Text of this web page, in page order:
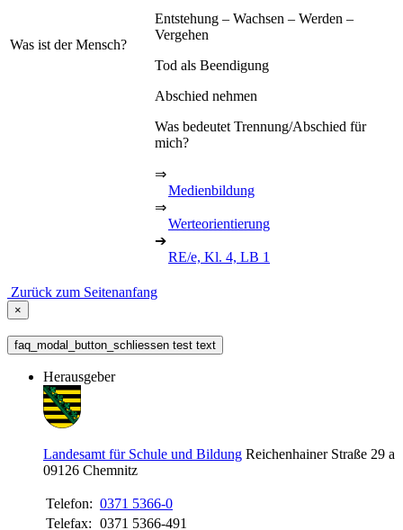
Was ist der Mensch?
Entstehung – Wachsen – Werden –
Vergehen
Tod als Beendigung
Abschied nehmen
Was bedeutet Trennung/Abschied für
mich?
⇒
Medienbildung
⇒
Werteorientierung
➔
RE/e, Kl. 4, LB 1
Zurück zum Seitenanfang
×
faq_modal_button_schliessen test text
Herausgeber
Landesamt für Schule und Bildung Reichenhainer Straße 29 a
09126 Chemnitz
Telefon: 0371 5366-0
Telefax: 0371 5366-491